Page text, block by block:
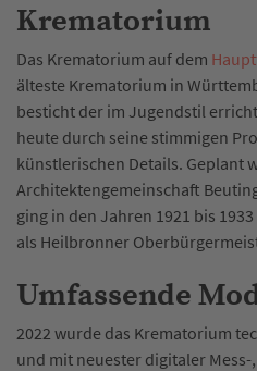
Krematorium
Das Krematorium auf dem
älteste Krematorium in
besticht der im Jugendstil
heute durch seine stimmigen
künstlerischen Details. Geplant
Architektengemeinschaft
ging in den Jahren 1921 bis
als Heilbronner
Umfassende
2022 wurde das Krematorium
und mit neuester digitaler Mess-